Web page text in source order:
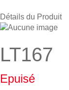
Détails du Produit
LT167
Epuisé